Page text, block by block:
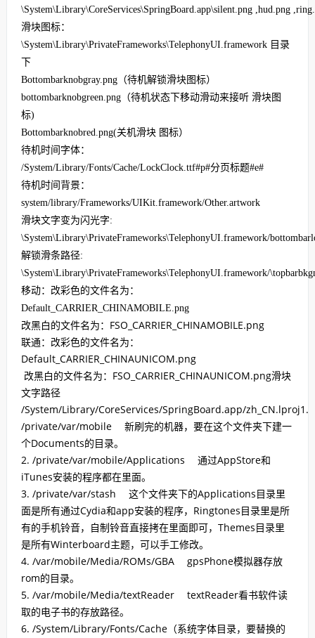
\System\Library\CoreServices\SpringBoard.app\silent.png ,hud.png
滑块图标：
\System\Library\PrivateFrameworks\TelephonyUI.framework 目录
下
Bottombarknobgray.png（待机解锁滑块图标）
bottombarknobgreen.png（待机状态下移动滑动来接听 滑块图
标)
Bottombarknobred.png(关机滑块 图标）
待机时间字体：
/System/Library/Fonts/Cache/LockClock.ttf#p#分页标题#e#
待机时间背景：
system/library/Frameworks/UIKit.framework/Other.artwork
滑块文字变为闪光字:
\System\Library\PrivateFrameworks\TelephonyUI.framework/
解锁滑条路径:
\System\Library\PrivateFrameworks\TelephonyUI.framework/
移动：改彩色的文件名为：
Default_CARRIER_CHINAMOBILE.png
改黑白的文件名为：FSO_CARRIER_CHINAMOBILE.png
联通：改彩色的文件名为：
Default_CARRIER_CHINAUNICOM.png
改黑白的文件名为：FSO_CARRIER_CHINAUNICOM.png滑块
文字路径
/System/Library/CoreServices/SpringBoard.app/zh_CN.lproj1.
/private/var/mobile 新刷完的机器，要在这个文件夹下建一
个Documents的目录。
2. /private/var/mobile/Applications 通过AppStore和
iTunes安装的程序都在里面。
3. /private/var/stash 这个文件夹下的Applications目录里
面是所有通过Cydia和app安装的程序，Ringtones目录里是所
有的手机铃音，自制铃音直接拷在里面即可，Themes目录里
是所有Winterboard主题，可以手工修改。
4. /var/mobile/Media/ROMs/GBA gpsPhone模拟器存放
rom的目录。
5. /var/mobile/Media/textReader textReader看书软件读
取的电子书的存放路径。
6. /System/Library/Fonts/Cache（系统字体目录，要替换的